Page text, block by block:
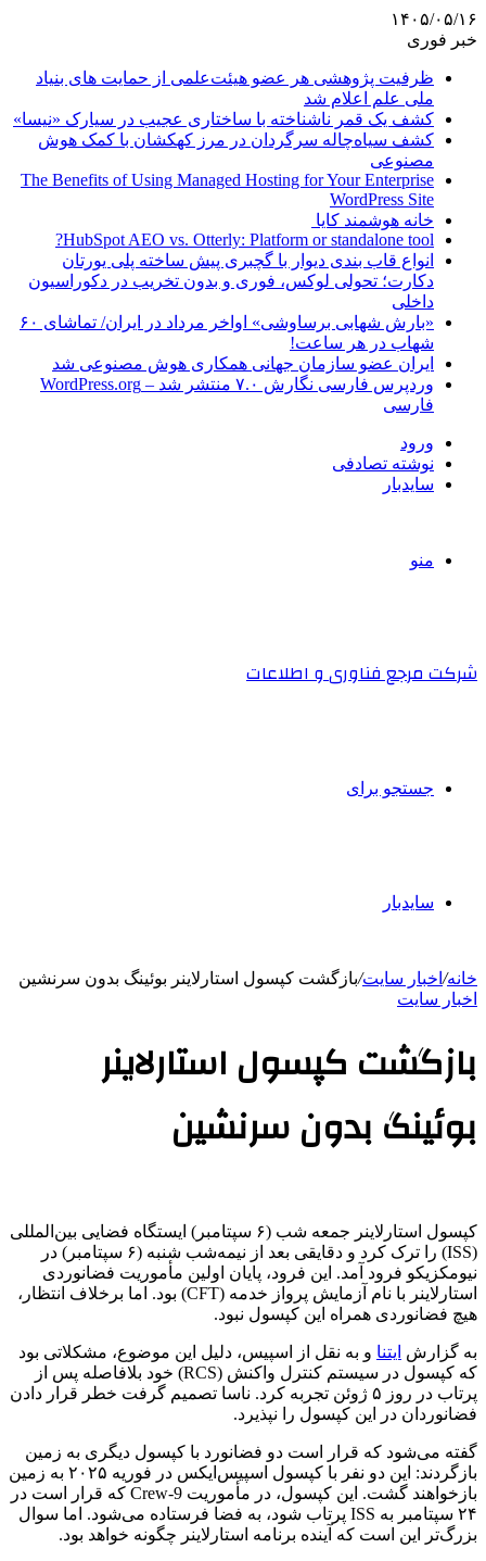
۱۴۰۵/۰۵/۱۶
خبر فوری
ظرفیت پژوهشی هر عضو هیئت‌علمی از حمایت های بنیاد
ملی علم اعلام شد
کشف یک قمر ناشناخته با ساختاری عجیب در سیارک «نیسا»
کشف سیاه‌چاله سرگردان در مرز کهکشان با کمک هوش
مصنوعی
The Benefits of Using Managed Hosting for Your Enterprise
WordPress Site
خانه هوشمند کایا
HubSpot AEO vs. Otterly: Platform or standalone tool?
انواع قاب بندی دیوار با گچبری پیش ساخته پلی یورتان
دکارت؛ تحولی لوکس، فوری و بدون تخریب در دکوراسیون
داخلی
«بارش شهابی برساوشی» اواخر مرداد در ایران/ تماشای ۶۰
شهاب در هر ساعت!
ایران عضو سازمان جهانی همکاری هوش مصنوعی شد
وردپرس فارسی نگارش ۷.۰ منتشر شد – WordPress.org
فارسی
ورود
نوشته تصادفی
سایدبار
منو
شرکت مرجع فناوری و اطلاعات
جستجو برای
سایدبار
خانه/ اخبار سایت/بازگشت کپسول استارلاینر بوئینگ بدون سرنشین
اخبار سایت
بازگشت کپسول استارلاینر
بوئینگ بدون سرنشین
کپسول استارلاینر جمعه شب (۶ سپتامبر) ایستگاه فضایی بین‌المللی
(ISS) را ترک کرد و دقایقی بعد از نیمه‌شب شنبه (۶ سپتامبر) در
نیومکزیکو فرود آمد. این فرود، پایان اولین مأموریت فضانوردی
استارلاینر با نام آزمایش پرواز خدمه (CFT) بود. اما برخلاف انتظار،
هیچ فضانوردی همراه این کپسول نبود.
به گزارش ایتنا و به نقل از اسپیس، دلیل این موضوع، مشکلاتی بود
که کپسول در سیستم کنترل واکنش (RCS) خود بلافاصله پس از
پرتاب در روز ۵ ژوئن تجربه کرد. ناسا تصمیم گرفت خطر قرار دادن
فضانوردان در این کپسول را نپذیرد.
گفته می‌شود که قرار است دو فضانورد با کپسول دیگری به زمین
بازگردند: این دو نفر با کپسول اسپیس‌ایکس در فوریه ۲۰۲۵ به زمین
بازخواهند گشت. این کپسول، در مأموریت Crew-9 که قرار است در
۲۴ سپتامبر به ISS پرتاب شود، به فضا فرستاده می‌شود. اما سوال
بزرگ‌تر این است که آینده برنامه استارلاینر چگونه خواهد بود.